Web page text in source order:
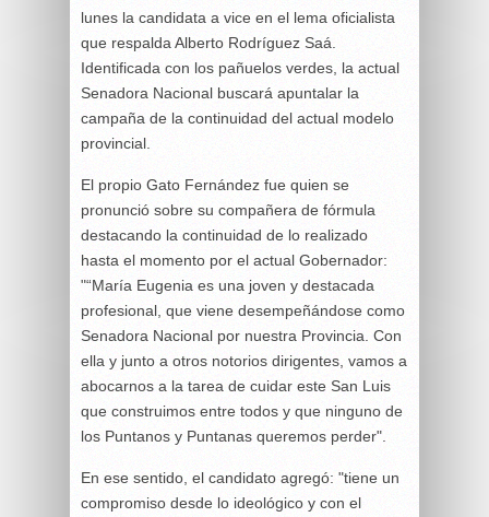
lunes la candidata a vice en el lema oficialista
que respalda Alberto Rodríguez Saá.
Identificada con los pañuelos verdes, la actual
Senadora Nacional buscará apuntalar la
campaña de la continuidad del actual modelo
provincial.
El propio Gato Fernández fue quien se
pronunció sobre su compañera de fórmula
destacando la continuidad de lo realizado
hasta el momento por el actual Gobernador:
"“María Eugenia es una joven y destacada
profesional, que viene desempeñándose como
Senadora Nacional por nuestra Provincia. Con
ella y junto a otros notorios dirigentes, vamos a
abocarnos a la tarea de cuidar este San Luis
que construimos entre todos y que ninguno de
los Puntanos y Puntanas queremos perder".
En ese sentido, el candidato agregó: "tiene un
compromiso desde lo ideológico y con el